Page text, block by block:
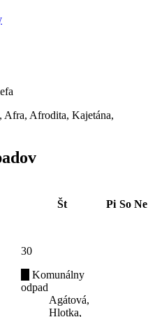
Afra, Afrodita, Kajetána,
Št Pi So Ne
30
Komunálny
odpad
Agátová,
Hlotka,